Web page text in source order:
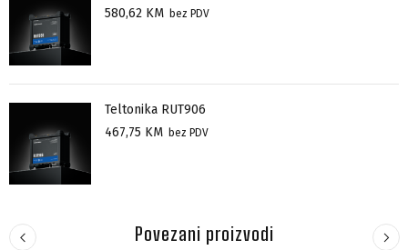
580,62 KM bez PDV
Teltonika RUT906
467,75 KM bez PDV
Povezani proizvodi